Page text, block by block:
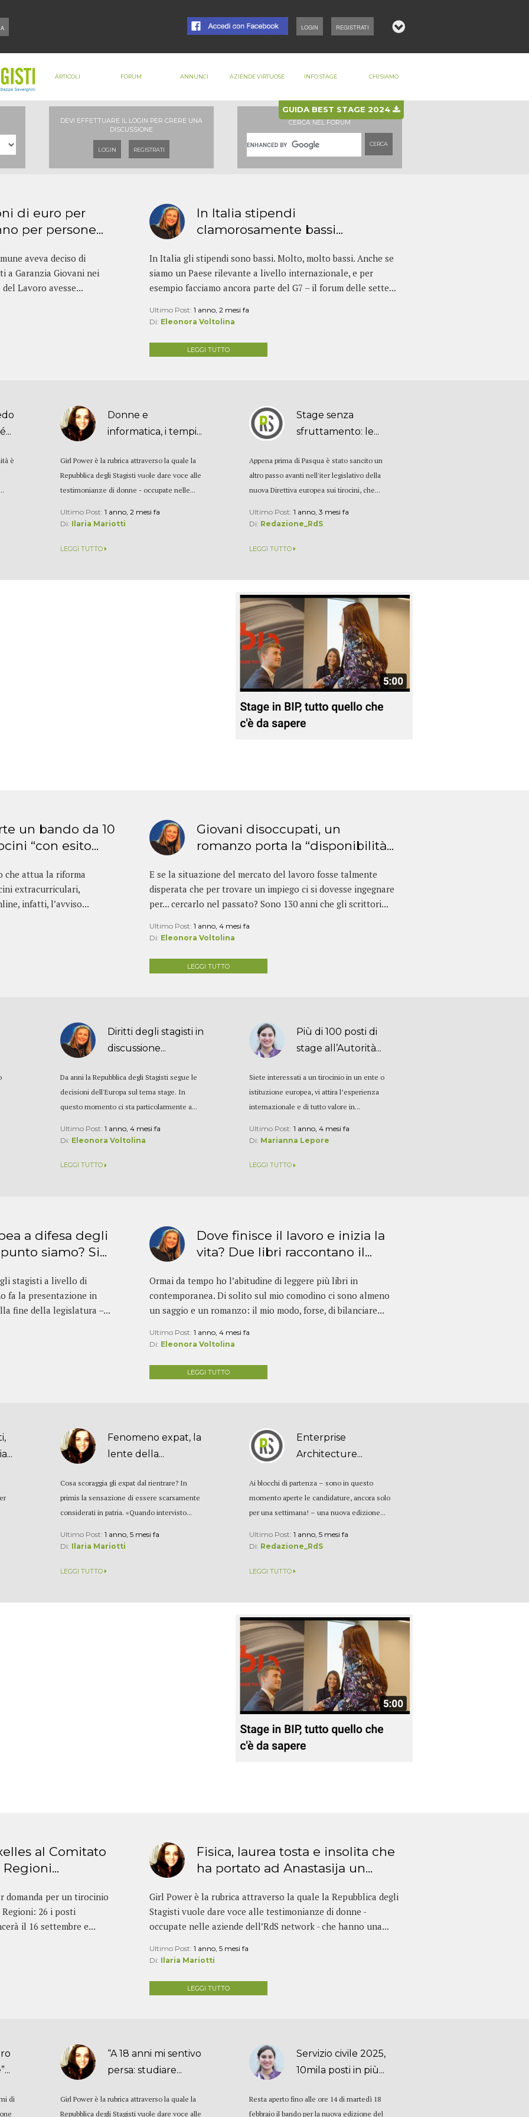
REGISTRATI
LOGIN
GUIDA BEST STAGE 2024
ARTICOLI FORUM ANNUNCI AZIENDE VIRTUOSE INFO STAGE CHI SIAMO
DEVI EFFETTUARE IL LOGIN PER CRERE UNA
DISCUSSIONE
LOGIN REGISTRATI
CERCA NEL FORUM
CERCA
di euro per
per persone...
aveva deciso di
a Garanzia Giovani nei
Lavoro avesse...
In Italia stipendi
clamorosamente bassi...
In Italia gli stipendi sono bassi. Molto, molto bassi. Anche se
siamo un Paese rilevante a livello internazionale, e per
esempio facciamo ancora parte del G7 – il forum delle sette...
Ultimo Post: 1 anno, 2 mesi fa
Di: Eleonora Voltolina
LEGGI TUTTO
è
Donne e
informatica, i tempi...
Girl Power è la rubrica attraverso la quale la
Repubblica degli Stagisti vuole dare voce alle
testimonianze di donne - occupate nelle...
Ultimo Post:1 anno, 2 mesi fa
Di: Ilaria Mariotti
LEGGI TUTTO
Stage senza
sfruttamento: le...
Appena prima di Pasqua è stato sancito un
altro passo avanti nell'iter legislativo della
nuova Direttiva europea sui tirocini, che...
Ultimo Post:1 anno, 3 mesi fa
Di: Redazione_RdS
LEGGI TUTTO
un bando da 10
“con esito...
che attua la riforma
extracurriculari,
infatti, l’avviso...
Giovani disoccupati, un
romanzo porta la “disponibilità...
E se la situazione del mercato del lavoro fosse talmente
disperata che per trovare un impiego ci si dovesse ingegnare
per... cercarlo nel passato? Sono 130 anni che gli scrittori...
Ultimo Post: 1 anno, 4 mesi fa
Di: Eleonora Voltolina
LEGGI TUTTO
Diritti degli stagisti in
discussione...
Da anni la Repubblica degli Stagisti segue le
decisioni dell'Europa sul tema stage. In
questo momento ci sta particolarmente a...
Ultimo Post:1 anno, 4 mesi fa
Di: Eleonora Voltolina
LEGGI TUTTO
Più di 100 posti di
stage all’Autorità...
Siete interessati a un tirocinio in un ente o
istituzione europea, vi attira l’esperienza
internazionale e di tutto valore in...
Ultimo Post:1 anno, 4 mesi fa
Di: Marianna Lepore
LEGGI TUTTO
a difesa degli
siamo? Si...
stagisti a livello di
fa la presentazione in
fine della legislatura –...
Dove finisce il lavoro e inizia la
vita? Due libri raccontano il...
Ormai da tempo ho l’abitudine di leggere più libri in
contemporanea. Di solito sul mio comodino ci sono almeno
un saggio e un romanzo: il mio modo, forse, di bilanciare...
Ultimo Post: 1 anno, 4 mesi fa
Di: Eleonora Voltolina
LEGGI TUTTO
Fenomeno expat, la
lente della...
Cosa scoraggia gli expat dal rientrare? In
primis la sensazione di essere scarsamente
considerati in patria. «Quando intervisto...
Ultimo Post:1 anno, 5 mesi fa
Di: Ilaria Mariotti
LEGGI TUTTO
Enterprise
Architecture...
Ai blocchi di partenza – sono in questo
momento aperte le candidature, ancora solo
per una settimana! – una nuova edizione...
Ultimo Post:1 anno, 5 mesi fa
Di: Redazione_RdS
LEGGI TUTTO
al Comitato
domanda per un tirocinio
26 i posti
il 16 settembre e...
Fisica, laurea tosta e insolita che
ha portato ad Anastasija un...
Girl Power è la rubrica attraverso la quale la Repubblica degli
Stagisti vuole dare voce alle testimonianze di donne -
occupate nelle aziende dell’RdS network - che hanno una...
Ultimo Post: 1 anno, 5 mesi fa
Di: Ilaria Mariotti
LEGGI TUTTO
di
“A 18 anni mi sentivo
persa: studiare...
Girl Power è la rubrica attraverso la quale la
Repubblica degli Stagisti vuole dare voce alle
Servizio civile 2025,
10mila posti in più...
Resta aperto fino alle ore 14 di martedì 18
febbraio il bando per la nuova edizione del